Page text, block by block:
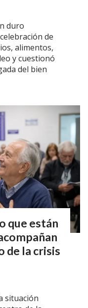
duro
de
alimentos,
y cuestionó
del bien
que están
de la crisis
situación